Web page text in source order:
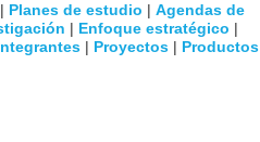
| Planes de estudio | Agendas de
| Enfoque estratégico |
| Proyectos | Productos